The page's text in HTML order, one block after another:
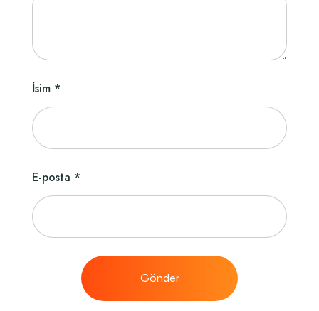
İsim *
E-posta *